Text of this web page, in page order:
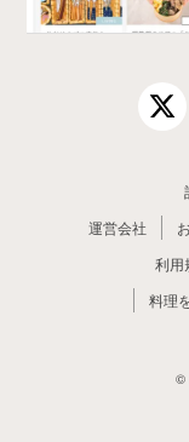
運営会社
利用
料理
©